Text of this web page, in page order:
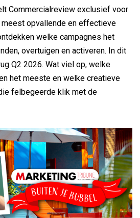
Commercialreview exclusief voor
meest opvallende en effectieve
welke campagnes het
overtuigen en activeren. In dit
Q2 2026. Wat viel op, welke
het meeste en welke creatieve
felbegeerde klik met de